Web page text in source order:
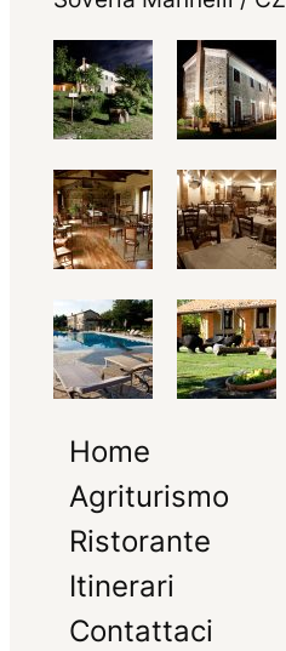
Home
Agriturismo
Ristorante
Itinerari
Contattaci